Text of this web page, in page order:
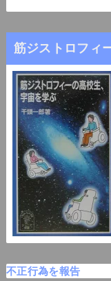
筋ジストロフィ
不正行為を報告